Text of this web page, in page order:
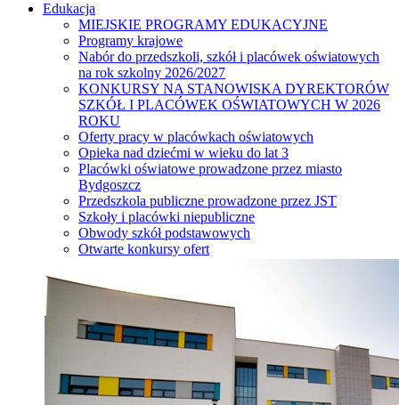
Edukacja
MIEJSKIE PROGRAMY EDUKACYJNE
Programy krajowe
Nabór do przedszkoli, szkół i placówek oświatowych
na rok szkolny 2026/2027
KONKURSY NA STANOWISKA DYREKTORÓW
SZKÓŁ I PLACÓWEK OŚWIATOWYCH W 2026
ROKU
Oferty pracy w placówkach oświatowych
Opieka nad dziećmi w wieku do lat 3
Placówki oświatowe prowadzone przez miasto
Bydgoszcz
Przedszkola publiczne prowadzone przez JST
Szkoły i placówki niepubliczne
Obwody szkół podstawowych
Otwarte konkursy ofert